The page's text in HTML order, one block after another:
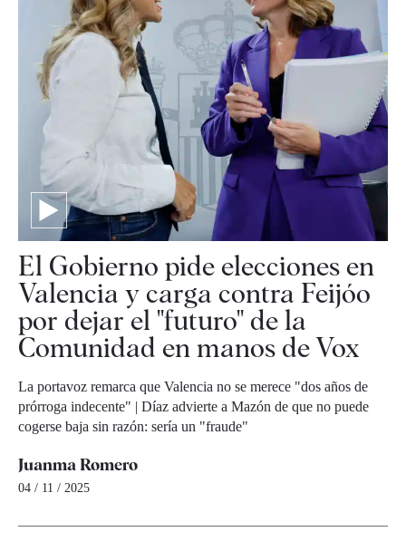
El Gobierno pide elecciones en
Valencia y carga contra Feijóo
por dejar el "futuro" de la
Comunidad en manos de Vox
La portavoz remarca que Valencia no se merece "dos años de
prórroga indecente" | Díaz advierte a Mazón de que no puede
cogerse baja sin razón: sería un "fraude"
Juanma Romero
04 / 11 / 2025